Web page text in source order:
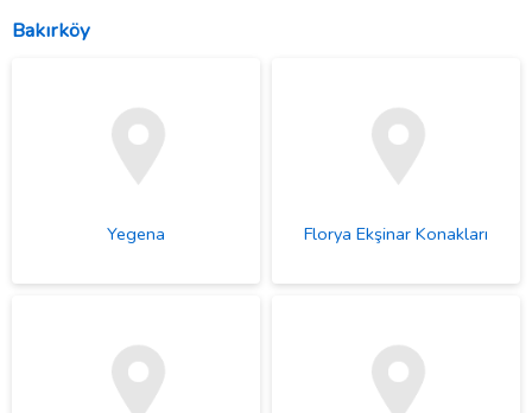
Bakırköy
Yegena Florya Ekşinar Konakları